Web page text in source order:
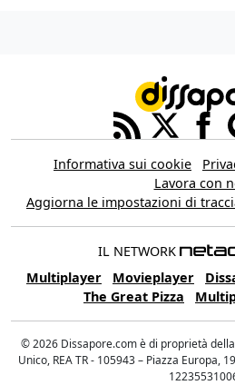
Informativa sui cookie
Lavora con
Aggiorna le impostazioni di
IL NETWORK
Multiplayer
Movieplayer
The Great Pizza
© 2026 Dissapore.com è di proprietà
Unico, REA TR - 105943 – Piazza Europa,